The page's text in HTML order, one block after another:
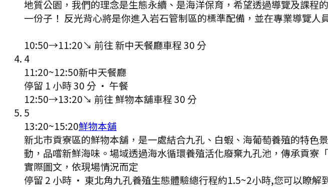
地質公園，我們的理念是生態永續、是海洋保育，希望透過導覽及課
一份子！ 反光背心將是你進入岩石管制區的標準配備，並在專業導覽
10:50→11:20↘ 前往 新中天餐廳車程30 分
4
11:20~12:50新中天餐廳
停留 1 小時 30 分 · 午餐
12:50→13:20↘ 前往 鮮物本舖車程30 分
5
13:20~15:20鮮物本舖
新北市貢寮區的鮮物本舖，是一處結合九孔、白蝦、海葡萄養殖的特
動，品嚐新鮮海味。場域透過海水循環養殖活化廢棄九孔池，傳承貢
實際圖文，依現場情況而定
停留 2 小時 · 東北角九孔養殖生態體驗總行程約1.5~2小時,您可以瞭